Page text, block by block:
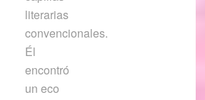
literarias
convencionales.
Él
encontró
un eco